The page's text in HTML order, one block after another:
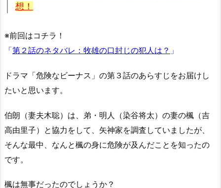
想！
※前回はコチラ！
「第２話のネタバレ：牧雄の口封じの犯人は？ 」
ドラマ「危険なビーナス」の第３話のあらすじをお届けし
たいと思います。
伯朗（妻夫木聡）は、弟・明人（染谷将太）の妻の楓（吉
高由里子）と協力をして、矢神家を調査していましたが、
そんな最中、なんと楓の身に危険が及んだことを知ったの
です。
楓は無事だったのでしょうか？